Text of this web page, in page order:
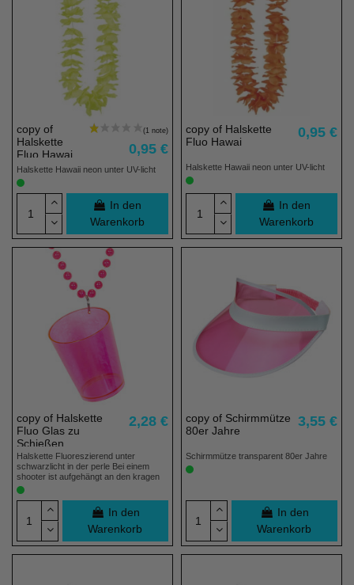
copy of
Halskette
Fluo Hawai
0,95 €
Halskette Hawaii neon unter UV-licht
In den
Warenkorb
copy of Halskette
Fluo Hawai
0,95 €
Halskette Hawaii neon unter UV-licht
In den
Warenkorb
copy of Halskette
Fluo Glas zu
Schießen
2,28 €
Halskette Fluoreszierend unter
schwarzlicht in der perle Bei einem
shooter ist aufgehängt an den kragen
In den
Warenkorb
copy of Schirmmütze
80er Jahre
3,55 €
Schirmmütze transparent 80er Jahre
In den
Warenkorb